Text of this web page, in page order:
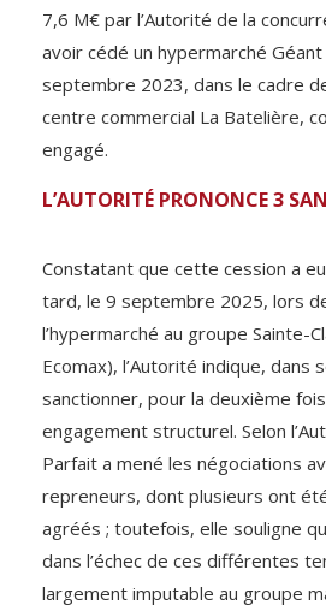
7,6 M€ par l’Autorité de la
avoir cédé un hypermarché
septembre 2023, dans le cadre
centre commercial La Batelière,
engagé.
L’AUTORITÉ PRONONCE 3
Constatant que cette cession a
tard, le 9 septembre 2025, lors
l’hypermarché au groupe Sainte-
Ecomax), l’Autorité indique, dans
sanctionner, pour la deuxième
engagement structurel. Selon
Parfait a mené les négociations
repreneurs, dont plusieurs ont
agréés ; toutefois, elle souligne
dans l’échec de ces différentes
largement imputable au groupe